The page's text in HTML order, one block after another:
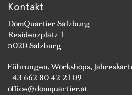
Kontakt
DomQuartier Salzburg
Residenzplatz 1
5020 Salzburg
Führungen,Workshops,
+43 662 80 42 21 09
office@domquartier.at